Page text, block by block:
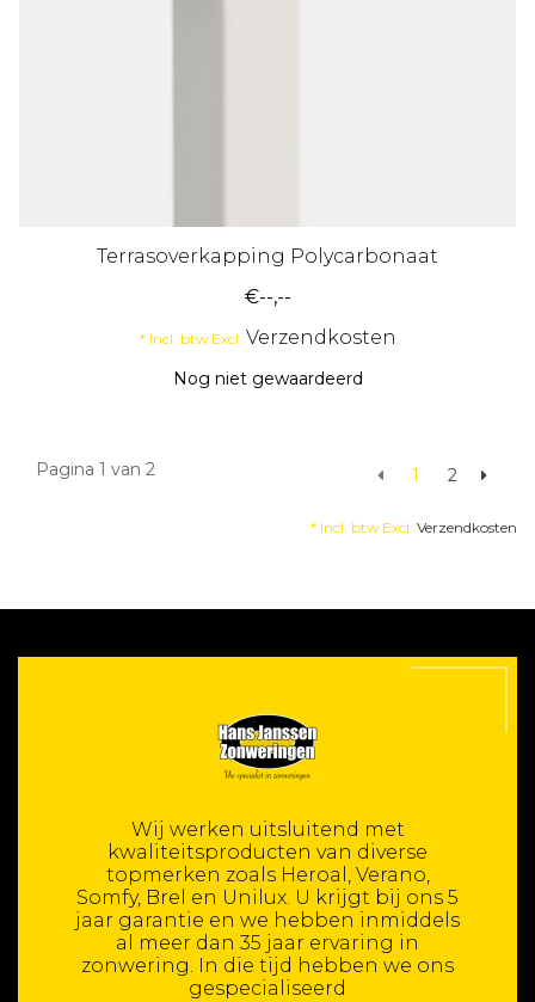
Terrasoverkapping Polycarbonaat
€--,--
* Incl. btw Excl. Verzendkosten
Nog niet gewaardeerd
Pagina 1 van 2 1 2
* Incl. btw Excl. Verzendkosten
Wij werken uitsluitend met
kwaliteitsproducten van diverse
topmerken zoals Heroal, Verano,
Somfy, Brel en Unilux. U krijgt bij ons 5
jaar garantie en we hebben inmiddels
al meer dan 35 jaar ervaring in
zonwering. In die tijd hebben we ons
gespecialiseerd